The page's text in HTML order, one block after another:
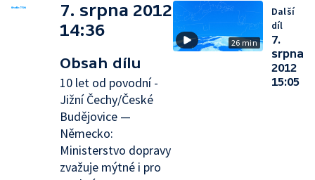
7. srpna 2012
14:36
Obsah dílu
10 let od povodní -
Jižní Čechy/České
Budějovice —
Německo:
Ministerstvo dopravy
zvažuje mýtné i pro
26 min
Další
díl
7.
srpna
2012
15:05